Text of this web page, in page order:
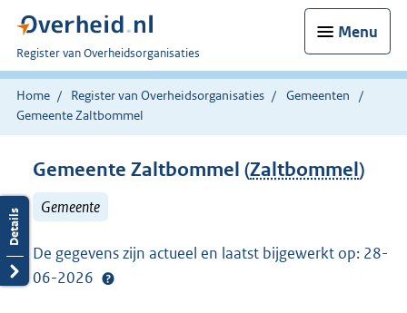
Menu
U
bent
nu
hier:
Register van Overheidsorganisaties
Home Register van Overheidsorganisaties
Gemeenten
Gemeente Zaltbommel
Gemeente Zaltbommel (Zaltbommel)
Gemeente
De gegevens zijn actueel en laatst bijgewerkt op: 28-
06-2026